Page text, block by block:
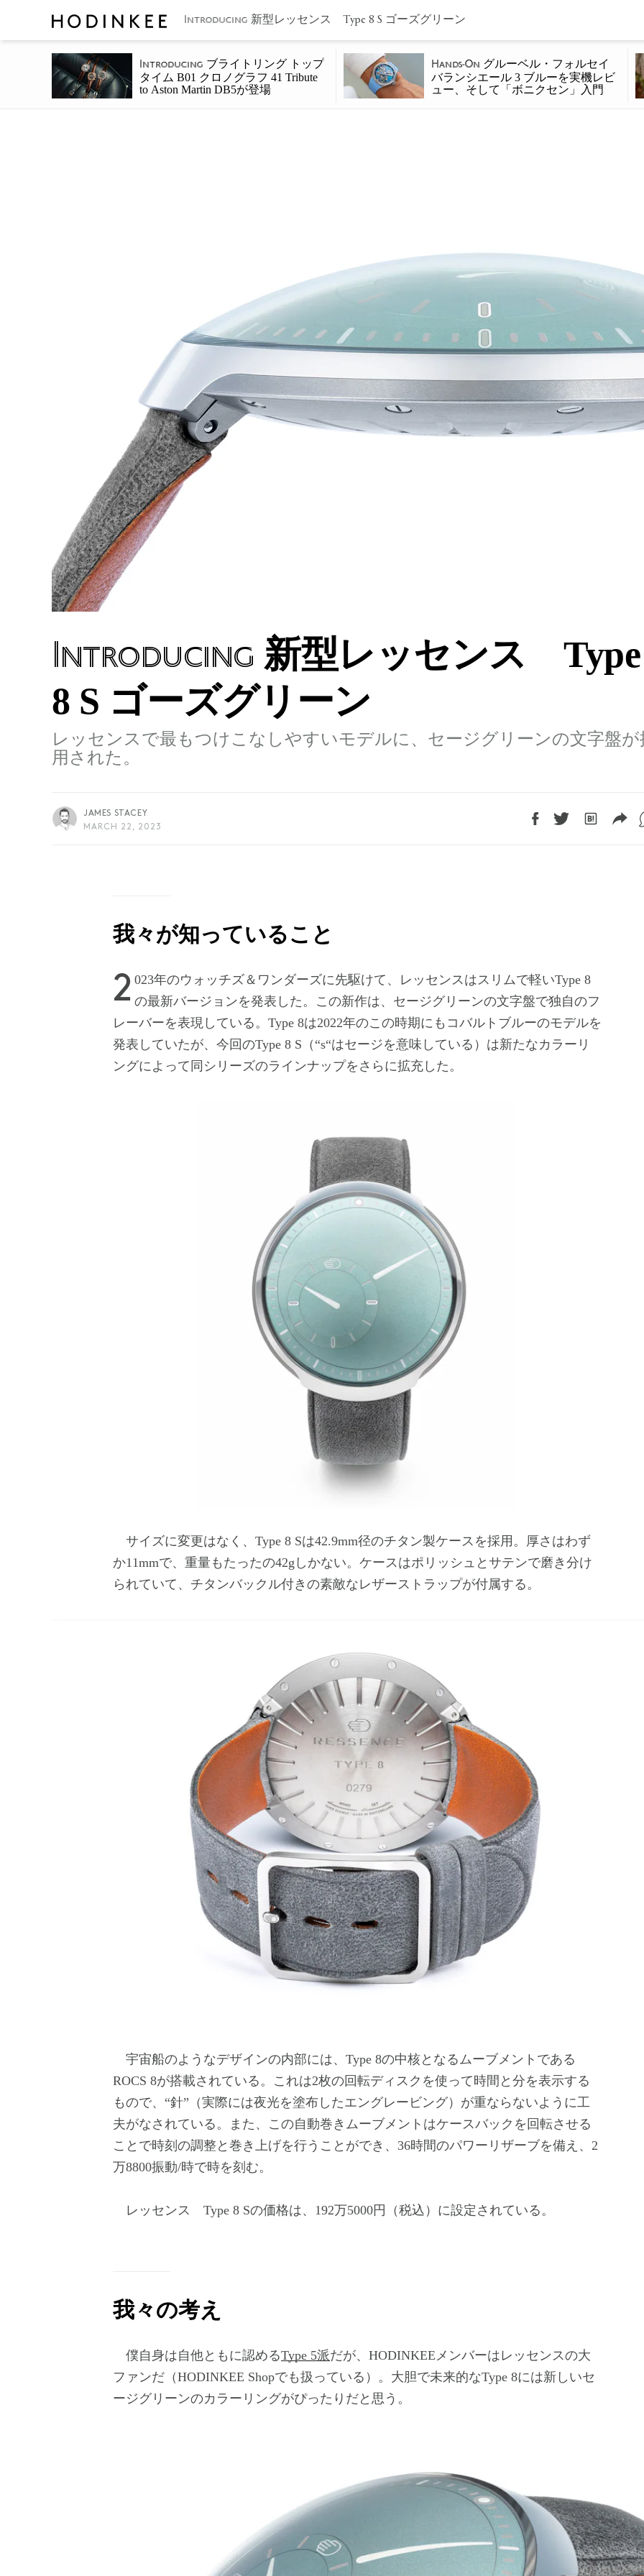
Introducing 新型レッセンス Type 8 S ゴーズグリーン
Introducing ブライトリング トップ
タイム B01 クロノグラフ 41 Tribute
to Aston Martin DB5が登場
Hands-On グルーベル・フォルセイ
バランシエール 3 ブルーを実機レビ
ュー、そして「ボニクセン」入門
Introducing 新型レッセンス Type
8 S ゴーズグリーン
レッセンスで最もつけこなしやすいモデルに、セージグリーンの文字盤が
用された。
JAMES STACEY
MARCH 22, 2023
我々が知っていること
2023年のウォッチズ＆ワンダーズに先駆けて、レッセンスはスリムで軽いType 8 の最新バージョンを発表した。この新作は、セージグリーンの文字盤で独自のフ
レーバーを表現している。Type 8は2022年のこの時期にもコバルトブルーのモデルを
発表していたが、今回のType 8 S（“s“はセージを意味している）は新たなカラーリ
ングによって同シリーズのラインナップをさらに拡充した。
サイズに変更はなく、Type 8 Sは42.9mm径のチタン製ケースを採用。厚さはわず
か11mmで、重量もたったの42gしかない。ケースはポリッシュとサテンで磨き分け
られていて、チタンバックル付きの素敵なレザーストラップが付属する。
宇宙船のようなデザインの内部には、Type 8の中核となるムーブメントである
ROCS 8が搭載されている。これは2枚の回転ディスクを使って時間と分を表示する
もので、“針”（実際には夜光を塗布したエングレービング）が重ならないように工
夫がなされている。また、この自動巻きムーブメントはケースバックを回転させる
ことで時刻の調整と巻き上げを行うことができ、36時間のパワーリザーブを備え、2
万8800振動/時で時を刻む。
レッセンス Type 8 Sの価格は、192万5000円（税込）に設定されている。
我々の考え
僕自身は自他ともに認めるType 5派だが、HODINKEEメンバーはレッセンスの大
ファンだ（HODINKEE Shopでも扱っている）。大胆で未来的なType 8には新しいセ
ージグリーンのカラーリングがぴったりだと思う。